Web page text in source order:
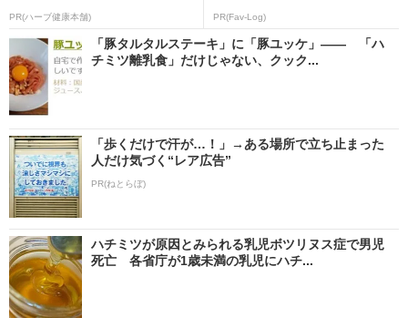
PR(ハーブ健康本舗) PR(Fav-Log)
「豚タルタルステーキ」に「豚ユッケ」―― 「ハ
チミツ離乳食」だけじゃない、クック...
「歩くだけで汗が…！」→ある場所で立ち止まった
人だけ気づく“レア広告”
PR(ねとらぼ)
ハチミツが原因とみられる乳児ボツリヌス症で男児
死亡 各省庁が1歳未満の乳児にハチ...